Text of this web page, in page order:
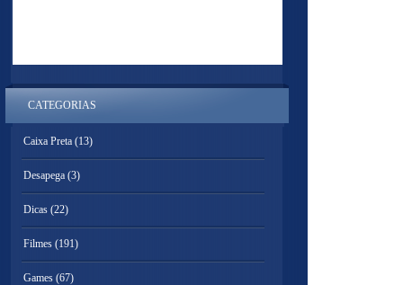
CATEGORIAS
Caixa Preta (13)
Desapega (3)
Dicas (22)
Filmes (191)
Games (67)